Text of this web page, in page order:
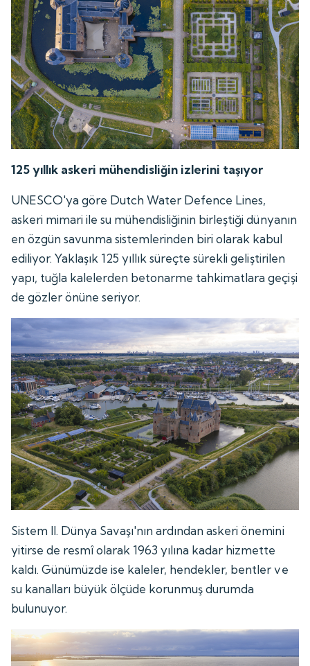
125 yıllık askeri mühendisliğin izlerini taşıyor
UNESCO'ya göre Dutch Water Defence Lines,
askeri mimari ile su mühendisliğinin birleştiği dünyanın
en özgün savunma sistemlerinden biri olarak kabul
ediliyor. Yaklaşık 125 yıllık süreçte sürekli geliştirilen
yapı, tuğla kalelerden betonarme tahkimatlara geçişi
de gözler önüne seriyor.
Sistem II. Dünya Savaşı'nın ardından askeri önemini
yitirse de resmî olarak 1963 yılına kadar hizmette
kaldı. Günümüzde ise kaleler, hendekler, bentler ve
su kanalları büyük ölçüde korunmuş durumda
bulunuyor.